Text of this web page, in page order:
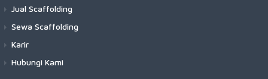
Jual Scaffolding
Sewa Scaffolding
Karir
Hubungi Kami